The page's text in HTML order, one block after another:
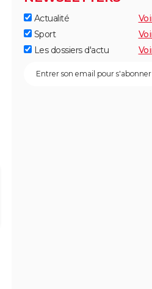
Actualité
Sport
Les dossiers d'actu